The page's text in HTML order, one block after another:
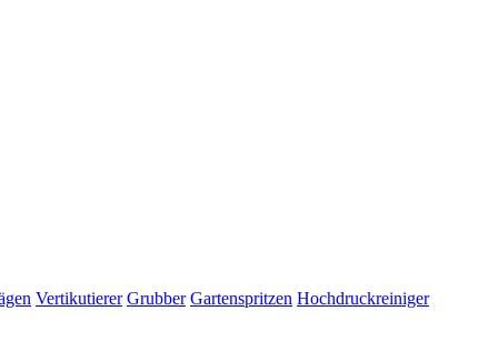
Vertikutierer Grubber Gartenspritzen Hochdruckreiniger